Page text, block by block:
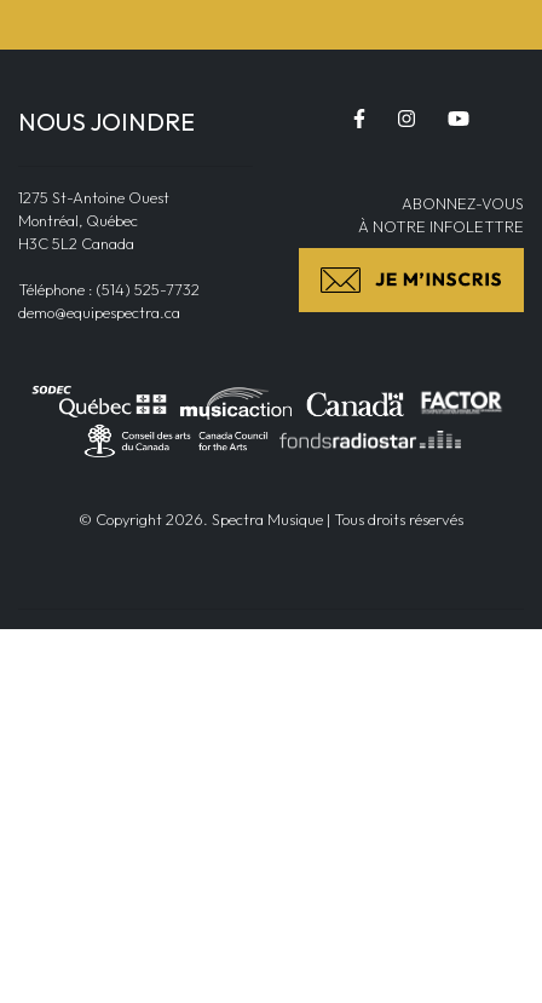
NOUS JOINDRE
1275 St-Antoine Ouest
Montréal, Québec
H3C 5L2 Canada
Téléphone : (514) 525-7732
demo@equipespectra.ca
ABONNEZ-VOUS
À NOTRE INFOLETTRE
© Copyright 2026. Spectra Musique | Tous droits réservés